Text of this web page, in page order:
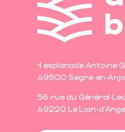
1 esplanade Antoine
49500 Segré-en-
56 rue du Général
49220 Le Lion-